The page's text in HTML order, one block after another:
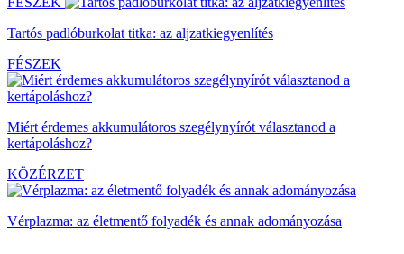
Tartós padlóburkolat titka: az aljzatkiegyenlítés
FÉSZEK
Miért érdemes akkumulátoros szegélynyírót választanod a
kertápoláshoz?
KÖZÉRZET
Vérplazma: az életmentő folyadék és annak adományozása